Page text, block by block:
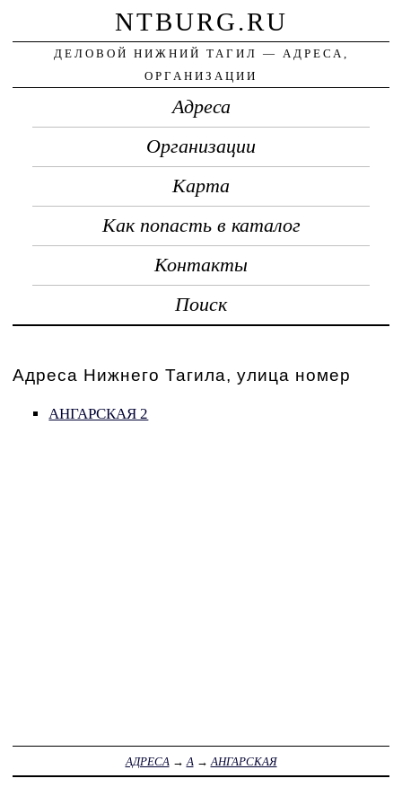
NTBURG.RU
ДЕЛОВОЙ НИЖНИЙ ТАГИЛ — АДРЕСА,
ОРГАНИЗАЦИИ
Адреса
Организации
Карта
Как попасть в каталог
Контакты
Поиск
Адреса Нижнего Тагила, улица номер
АНГАРСКАЯ 2
АДРЕСА → А → АНГАРСКАЯ